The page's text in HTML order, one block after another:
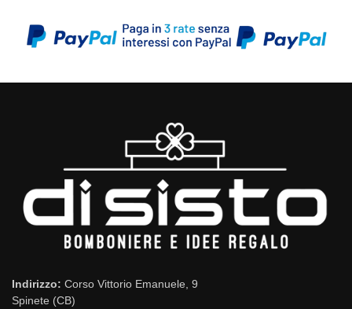
Indirizzo: Corso Vittorio Emanuele, 9
Spinete (CB)